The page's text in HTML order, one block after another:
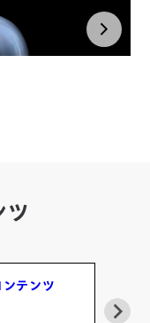
ツ
テンツ